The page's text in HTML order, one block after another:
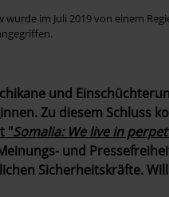
wurde im Juli 2019 von einem
und
Zu diesem Schluss
"Somalia: We live in
und
Sicherheitskräfte.